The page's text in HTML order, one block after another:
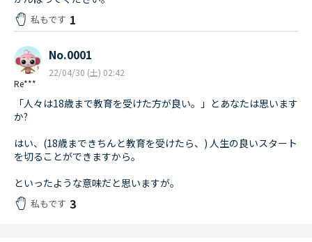
私もです 1
Re***
No.0001
22/04/30 (土) 02:42
「人々は18歳まで教育を受けた方が良い。」とあなたは思います
か?
はい、(18歳まできちんと教育を受けたら、) 人生の良いスタート
を切ることができますから。
といったような意味だと思いますが。
私もです 3